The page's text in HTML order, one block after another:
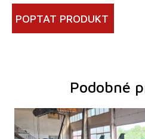
POPTAT PRODUKT
Podobné
Rok výroby:
Max. průměr řezaného materiálu80